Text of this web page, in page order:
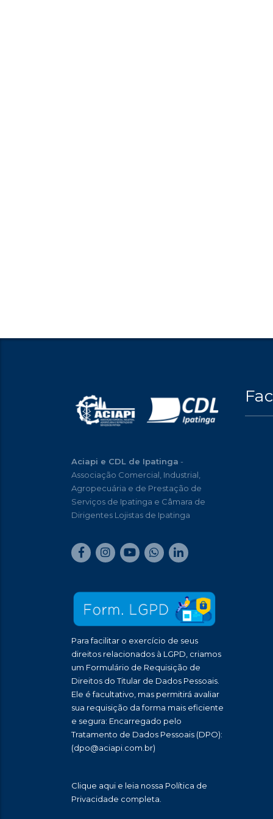
Aciapi e CDL de Ipatinga -
Associação Comercial, Industrial,
Agropecuária e de Prestação de
Serviços de Ipatinga e Câmara de
Dirigentes Lojistas de Ipatinga
Para facilitar o exercício de seus
direitos relacionados à LGPD, criamos
um Formulário de Requisição de
Direitos do Titular de Dados Pessoais.
Ele é facultativo, mas permitirá avaliar
sua requisição da forma mais eficiente
e segura: Encarregado pelo
Tratamento de Dados Pessoais (DPO):
(dpo@aciapi.com.br)
Clique aqui e leia nossa Política de
Privacidade completa.